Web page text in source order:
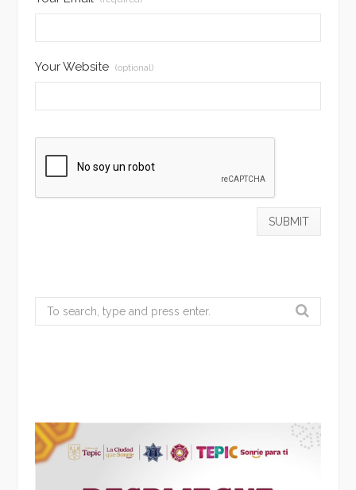
Your Website (optional)
Search
for: